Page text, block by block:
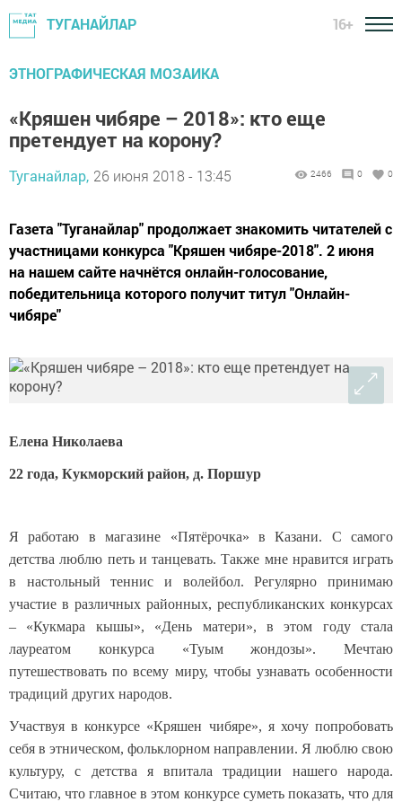
ТУГАНАЙЛАР 16+
ЭТНОГРАФИЧЕСКАЯ МОЗАИКА
«Кряшен чибяре – 2018»: кто еще
претендует на корону?
Туганайлар, 26 июня 2018 - 13:45 2466 0 0
Газета "Туганайлар" продолжает знакомить читателей с
участницами конкурса "Кряшен чибяре-2018". 2 июня
на нашем сайте начнётся онлайн-голосование,
победительница которого получит титул "Онлайн-
чибяре"
Елена Николаева
22 года, Кукморский район, д. Поршур
Я работаю в магазине «Пятёрочка» в Казани. С самого
детства люблю петь и танцевать. Также мне нравится играть
в настольный теннис и волейбол. Регулярно принимаю
участие в различных районных, республиканских конкурсах
– «Кукмара кышы», «День матери», в этом году стала
лауреатом конкурса «Туым жондозы». Мечтаю
путешествовать по всему миру, чтобы узнавать особенности
традиций других народов.
Участвуя в конкурсе «Кряшен чибяре», я хочу попробовать
себя в этническом, фольклорном направлении. Я люблю свою
культуру, с детства я впитала традиции нашего народа.
Считаю, что главное в этом конкурсе суметь показать, что для